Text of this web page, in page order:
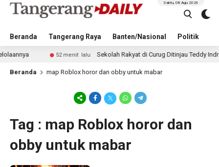
Beranda Tangerang Raya Banten/Nasional Politik
Sabtu, 08 Agu 2026
52 menit lalu Sekolah Rakyat di Curug Ditinjau Teddy Indra
Beranda map Roblox horor dan obby untuk mabar
Tag : map Roblox horor dan
obby untuk mabar